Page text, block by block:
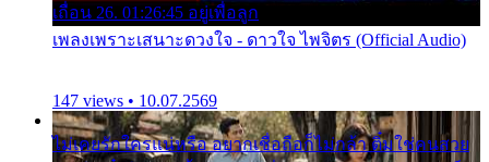
เถื่อน 26. 01:26:45 อยู่เพื่อลูก
เพลงเพราะเสนาะดวงใจ - ดาวใจ ไพจิตร (Official Audio)
147 views • 10.07.2569
ไม่เคยรักใครแน่หรือ อยากเชื่อถือก็ไม่กล้า ติ๋มใช่คนสวย